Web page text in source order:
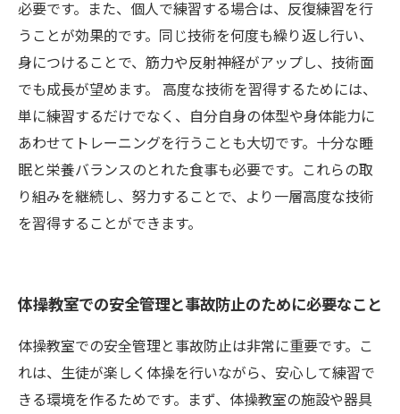
必要です。また、個人で練習する場合は、反復練習を行
うことが効果的です。同じ技術を何度も繰り返し行い、
身につけることで、筋力や反射神経がアップし、技術面
でも成長が望めます。 高度な技術を習得するためには、
単に練習するだけでなく、自分自身の体型や身体能力に
あわせてトレーニングを行うことも大切です。十分な睡
眠と栄養バランスのとれた食事も必要です。これらの取
り組みを継続し、努力することで、より一層高度な技術
を習得することができます。
体操教室での安全管理と事故防止のために必要なこと
体操教室での安全管理と事故防止は非常に重要です。こ
れは、生徒が楽しく体操を行いながら、安心して練習で
きる環境を作るためです。まず、体操教室の施設や器具